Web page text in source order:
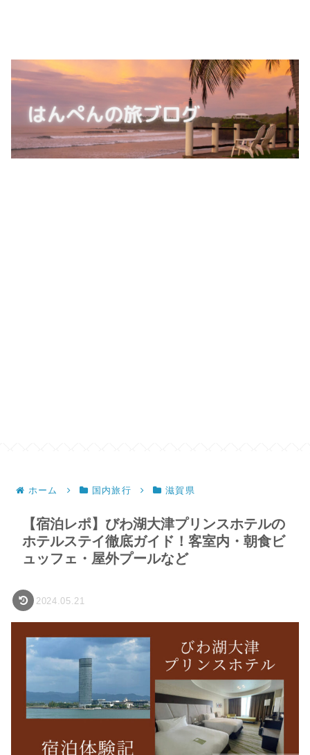
ホーム 国内旅行 滋賀県
【宿泊レポ】びわ湖大津プリンスホテルの
ホテルステイ徹底ガイド！客室内・朝食ビ
ュッフェ・屋外プールなど
2024.05.21